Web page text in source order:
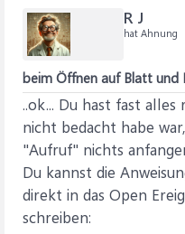
R J
hat Ahnung
beim Öffnen auf Blatt und
..ok... Du hast fast alles
nicht bedacht habe
"Aufruf" nichts
Du kannst die
direkt in das Open
schreiben: